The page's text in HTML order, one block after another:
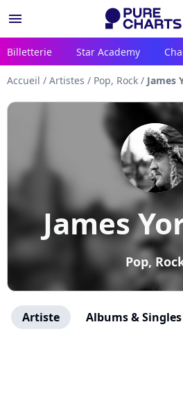
menu
Billetterie Star Academy
Accueil / Artistes / Pop, Rock / James
James
Pop,
Artiste Albums & Singles